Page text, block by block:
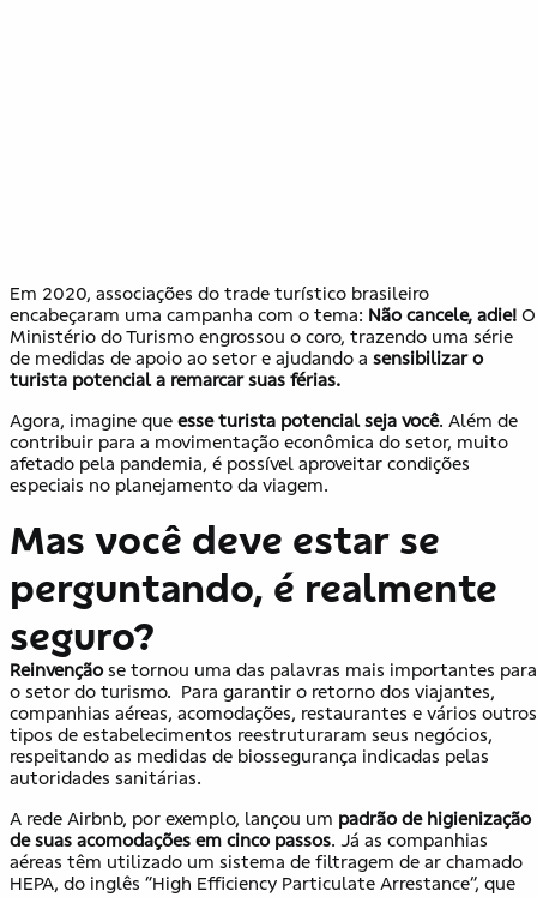
Em 2020, associações do trade turístico brasileiro
encabeçaram uma campanha com o tema: Não cancele, adie! O
Ministério do Turismo engrossou o coro, trazendo uma série
de medidas de apoio ao setor e ajudando a sensibilizar o
turista potencial a remarcar suas férias.
Agora, imagine que esse turista potencial seja você. Além de
contribuir para a movimentação econômica do setor, muito
afetado pela pandemia, é possível aproveitar condições
especiais no planejamento da viagem.
Mas você deve estar se
perguntando, é realmente
seguro?
Reinvençãose tornou uma das palavras mais importantes para
o setor do turismo. Para garantir o retorno dos viajantes,
companhias aéreas, acomodações, restaurantes e vários outros
tipos de estabelecimentos reestruturaram seus negócios,
respeitando as medidas de biossegurança indicadas pelas
autoridades sanitárias.
A rede Airbnb, por exemplo, lançou um padrão de higienização
de suas acomodações em cinco passos. Já as companhias
aéreas têm utilizado um sistema de filtragem de ar chamado
HEPA, do inglês “High Efficiency Particulate Arrestance”, que